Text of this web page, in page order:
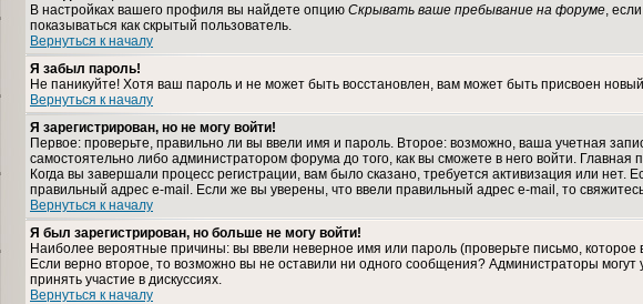
В настройках вашего профиля вы найдете опцию Скрывать ваше пребывание на форуме,
показываться как скрытый пользователь.
Вернуться к началу
Я забыл пароль!
Не паникуйте! Хотя ваш пароль и не может быть восстановлен, вам может быть присвоен
Вернуться к началу
Я зарегистрирован, но не могу войти!
Первое: проверьте, правильно ли вы ввели имя и пароль. Второе: возможно, ваша учетная
самостоятельно либо администратором форума до того, как вы сможете в него войти.
Когда вы завершали процесс регистрации, вам было сказано, требуется активизация или
правильный адрес e-mail. Если же вы уверены, что ввели правильный адрес e-mail, то
Вернуться к началу
Я был зарегистрирован, но больше не могу войти!
Наиболее вероятные причины: вы ввели неверное имя или пароль (проверьте письмо,
Если верно второе, то возможно вы не оставили ни одного сообщения? Администраторы
принять участие в дискуссиях.
Вернуться к началу